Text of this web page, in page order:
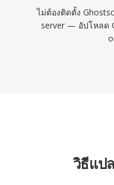
ไม่ต้องติดตั้ง
server — อัปโหลด
วิธีแป